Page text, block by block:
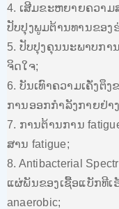
4. ເສີມຂະຫຍາຍຄວາມ
ປັບປຸງພູມຕ້ານທານຂອງ
5. ປັບປຸງຄຸນນະພາບກາ
ຈິດໃຈ;
6. ບັນເທົາຄວາມເຄັ່ງຕຶ
ການອອກກຳລັງກາຍຢ່
7. ການຕ້ານການ
ສານ fatigue;
8. Antibacterial
ແຜ່ພັນຂອງເຊື້ອແບັກທີເ
anaerobic;